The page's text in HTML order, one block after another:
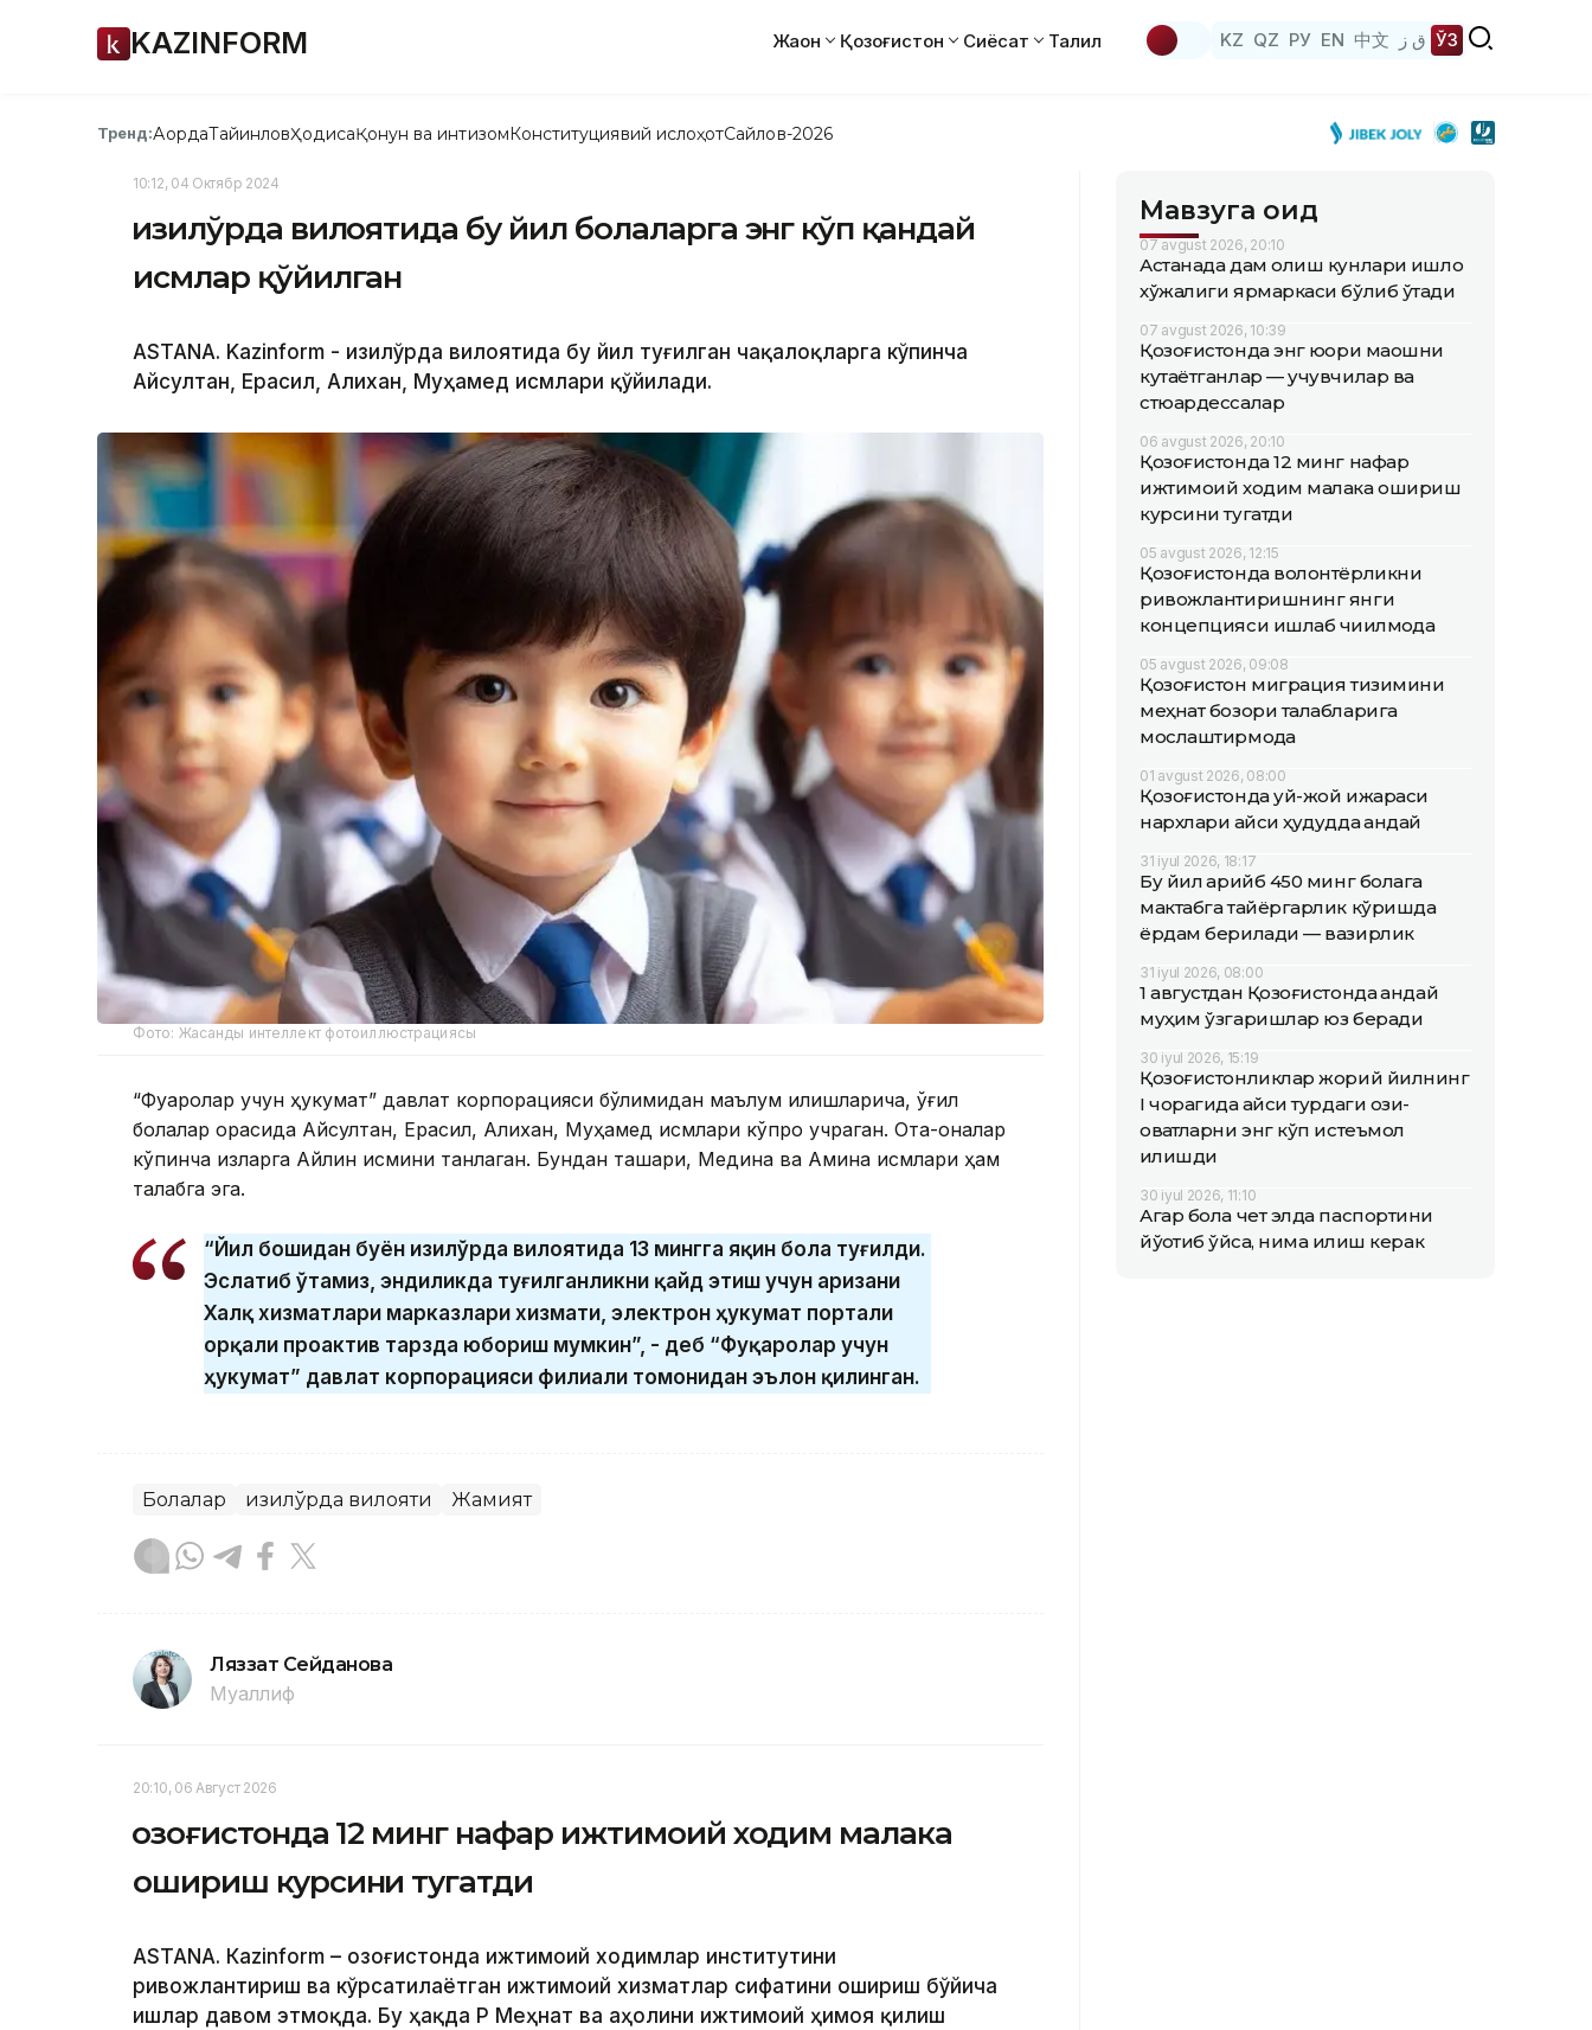
KAZINFORM Жаҳон Қозоғистон Сиёсат Таҳлил KZ QZ РУ EN 中文 ق ز ЎЗ
Тренд:АқордаТайинловҲодисаҚонун ва интизомКонституциявий ислоҳотСайлов-2026
10:12, 04 Октябр 2024
Қизилўрда вилоятида бу йил болаларга энг кўп қандай
исмлар қўйилган
ASTANA. Kazinform - Қизилўрда вилоятида бу йил туғилган чақалоқларга кўпинча
Айсултан, Ерасил, Алихан, Муҳамед исмлари қўйилади.
Фото: Жасанды интеллект фотоиллюстрациясы
“Фуқаролар учун ҳукумат” давлат корпорацияси бўлимидан маълум қилишларича, ўғил
болалар орасида Айсултан, Ерасил, Алихан, Муҳамед исмлари кўпроқ учраган. Ота-оналар
кўпинча қизларга Айлин исмини танлаган. Бундан ташқари, Медина ва Амина исмлари ҳам
талабга эга.
“Йил бошидан буён Қизилўрда вилоятида 13 мингга яқин бола туғилди.
Эслатиб ўтамиз, эндиликда туғилганликни қайд этиш учун аризани
Халқ хизматлари марказлари хизмати, электрон ҳукумат портали
орқали проактив тарзда юбориш мумкин”, - деб “Фуқаролар учун
ҳукумат” давлат корпорацияси филиали томонидан эълон қилинган.
Болалар Қизилўрда вилояти Жамият
Ляззат Сейданова
Муаллиф
20:10, 06 Август 2026
Қозоғистонда 12 минг нафар ижтимоий ходим малака
ошириш курсини тугатди
ASTANА. Кazinform – Қозоғистонда ижтимоий ходимлар институтини
ривожлантириш ва кўрсатилаётган ижтимоий хизматлар сифатини ошириш бўйича
ишлар давом этмоқда. Бу ҳақда ҚР Меҳнат ва аҳолини ижтимоий ҳимоя қилиш
Мавзуга оид
07 avgust 2026, 20:10
Астанада дам олиш кунлари қишлоқ
хўжалиги ярмаркаси бўлиб ўтади
07 avgust 2026, 10:39
Қозоғистонда энг юқори маошни
кутаётганлар — учувчилар ва
стюардессалар
06 avgust 2026, 20:10
Қозоғистонда 12 минг нафар
ижтимоий ходим малака ошириш
курсини тугатди
05 avgust 2026, 12:15
Қозоғистонда волонтёрликни
ривожлантиришнинг янги
концепцияси ишлаб чиқилмоқда
05 avgust 2026, 09:08
Қозоғистон миграция тизимини
меҳнат бозори талабларига
мослаштирмоқда
01 avgust 2026, 08:00
Қозоғистонда уй-жой ижараси
нархлари қайси ҳудудда қандай
31 iyul 2026, 18:17
Бу йил қарийб 450 минг болага
мактабга тайёргарлик кўришда
ёрдам берилади — вазирлик
31 iyul 2026, 08:00
1 августдан Қозоғистонда қандай
муҳим ўзгаришлар юз беради
30 iyul 2026, 15:19
Қозоғистонликлар жорий йилнинг
I чорагида қайси турдаги озиқ-
овқатларни энг кўп истеъмол
қилишди
30 iyul 2026, 11:10
Агар бола чет элда паспортини
йўқотиб қўйса, нима қилиш керак